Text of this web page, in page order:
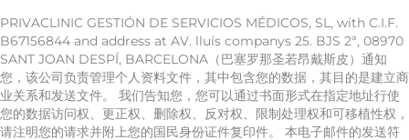
PRIVACLINIC GESTIÓN DE SERVICIOS MÉDICOS, SL, with C.I.F.
B67156844 and address at AV. lluís companys 25. BJS 2ª, 08970
SANT JOAN DESPÍ, BARCELONA（巴塞罗那圣若昂戴斯皮）通知
您，该公司负责管理个人资料文件，其中包含您的数据，其目的是建立商
业关系和发送文件。 我们告知您，您可以通过书面形式在指定地址行使
您的数据访问权、更正权、删除权、反对权、限制处理权和可移植性权，
请注明您的请求并附上您的国民身份证件复印件。 本电子邮件的发送符